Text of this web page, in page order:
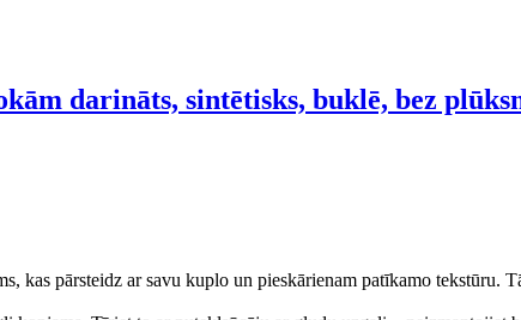
darināts, sintētisks, buklē, bez
kas pārsteidz ar savu kuplo un pieskārienam patīkamo tekstūru.